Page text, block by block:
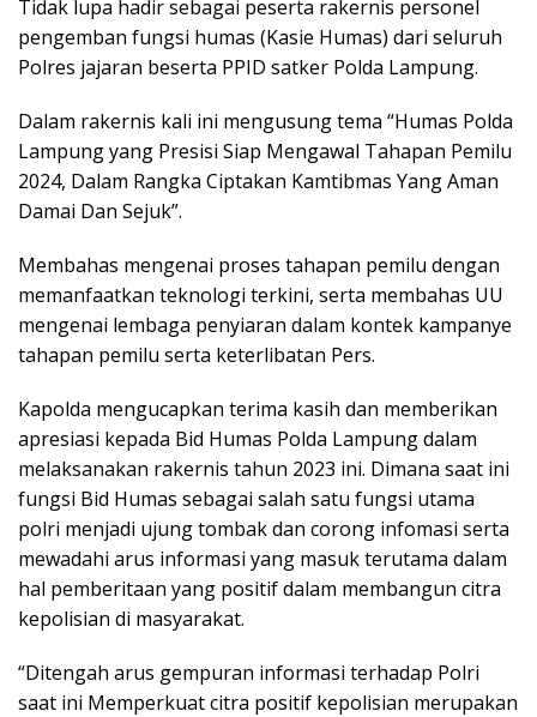
Tidak lupa hadir sebagai peserta rakernis personel
pengemban fungsi humas (Kasie Humas) dari seluruh
Polres jajaran beserta PPID satker Polda Lampung.
Dalam rakernis kali ini mengusung tema “Humas Polda
Lampung yang Presisi Siap Mengawal Tahapan Pemilu
2024, Dalam Rangka Ciptakan Kamtibmas Yang Aman
Damai Dan Sejuk”.
Membahas mengenai proses tahapan pemilu dengan
memanfaatkan teknologi terkini, serta membahas UU
mengenai lembaga penyiaran dalam kontek kampanye
tahapan pemilu serta keterlibatan Pers.
Kapolda mengucapkan terima kasih dan memberikan
apresiasi kepada Bid Humas Polda Lampung dalam
melaksanakan rakernis tahun 2023 ini. Dimana saat ini
fungsi Bid Humas sebagai salah satu fungsi utama
polri menjadi ujung tombak dan corong infomasi serta
mewadahi arus informasi yang masuk terutama dalam
hal pemberitaan yang positif dalam membangun citra
kepolisian di masyarakat.
“Ditengah arus gempuran informasi terhadap Polri
saat ini Memperkuat citra positif kepolisian merupakan